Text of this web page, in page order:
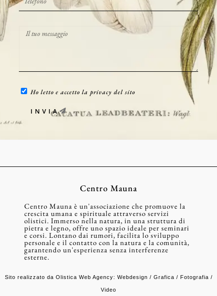
Ho letto e accetto la privacy del sito
INVIA
Centro Mauna
Centro Mauna è un'associazione che promuove la
crescita umana e spirituale attraverso servizi
olistici. Immerso nella natura, in una struttura di
pietra e legno, offre uno spazio ideale per seminari
e corsi. Lontano dai rumori, facilita lo sviluppo
personale e il contatto con la natura e la comunità,
garantendo un'esperienza senza interferenze
esterne.
Sito realizzato da Olistica Web Agency: Webdesign / Grafica / Fotografia /
Video